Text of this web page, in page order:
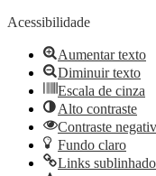
Acessibilidade
Aumentar texto
Diminuir texto
Escala de cinza
Alto contraste
Contraste
Fundo claro
Links